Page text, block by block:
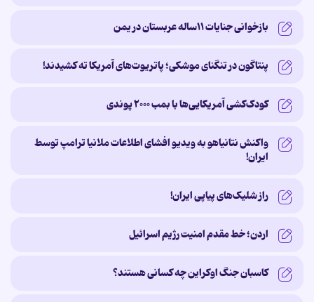
بازخوانی جنایات ۱۱ساله‌ عربستان در یمن
پنتاگون در تنگنای موشکی؛ پاتریوت‌های آمریکا ته کشیدند!
کودک‌کشی آمریکایی‌ها با بمب ۲۰۰۰ پوندی
واکنش نتانیاهو به ویدیو افشای اطلاعات ملانیا ترامپ توسط
ایران!
راز شلیک‌های پیاپی ایران!
اردن؛ خط مقدم امنیت رژیم اسرائیل
کاسبان جنگ اوکراین چه کسانی هستند؟ ‌